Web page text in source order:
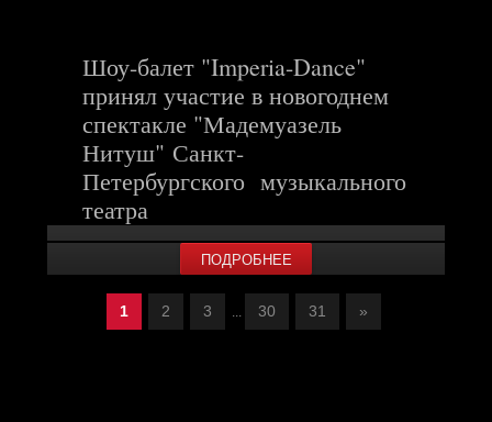
Шоу-балет "Imperia-Dance"
принял участие в новогоднем
спектакле "Мадемуазель
Нитуш" Санкт-
Петербургского музыкального
театра
ПОДРОБНЕЕ
1 2 3 ... 30 31 »